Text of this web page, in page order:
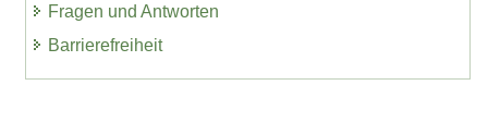
Fragen und Antworten
Barrierefreiheit